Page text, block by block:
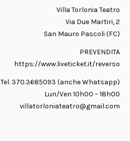
Villa Torlonia Teatro
Via Due Martiri, 2
San Mauro Pascoli (FC)
PREVENDITA
https://www.liveticket.it/reverso
Tel. 370.3685093 (anche Whatsapp)
Lun/Ven 10h00 – 18h00
villatorloniateatro@gmail.com